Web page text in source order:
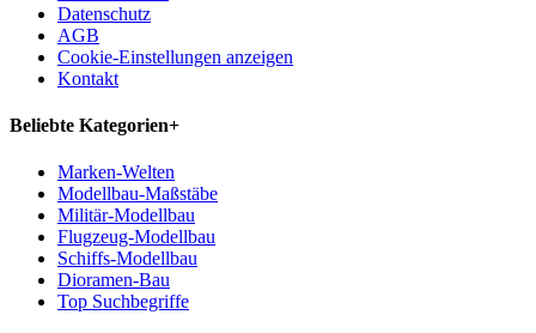
Datenschutz
AGB
Cookie-Einstellungen anzeigen
Kontakt
Beliebte Kategorien+
Marken-Welten
Modellbau-Maßstäbe
Militär-Modellbau
Flugzeug-Modellbau
Schiffs-Modellbau
Dioramen-Bau
Top Suchbegriffe